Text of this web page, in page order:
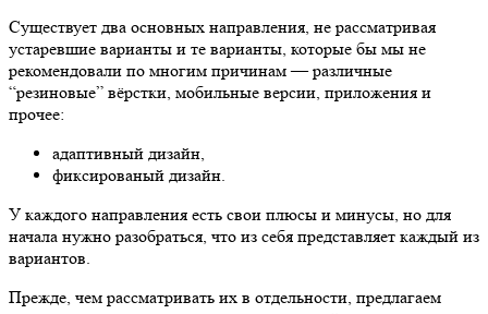
Существует два основных направления, не рассматривая
устаревшие варианты и те варианты, которые бы мы не
рекомендовали по многим причинам — различные
“резиновые” вёрстки, мобильные версии, приложения и
прочее:
адаптивный дизайн,
фиксированый дизайн.
У каждого направления есть свои плюсы и минусы, но для
начала нужно разобраться, что из себя представляет каждый из
вариантов.
Прежде, чем рассматривать их в отдельности, предлагаем